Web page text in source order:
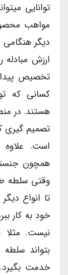
توانایی
مواهب
دیگر هنگامی
ارزش مبادله
تخصیص پیدا
کسانی که
هستند. در
تصمیم گیری
است. علاوه
همچون
وقتی سلطه
تا انواع
خود به کار
نیست. مثلا
بتواند
خدمت